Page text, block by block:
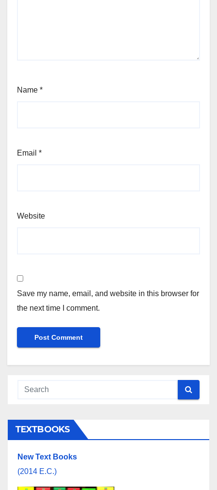
Name *
Email *
Website
Save my name, email, and website in this browser for
the next time I comment.
TEXTBOOKS
New Text Books
(2014 E.C.)